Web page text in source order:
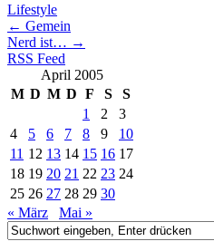
Lifestyle
← Gemein
Nerd ist… →
RSS Feed
April 2005
M D M D F S
S
1
2
3
4
5 6 7 8 9
10
11 12 13 14 15 16 17
18 19 20 21 22 23 24
25 26 27 28 29 30
« März
Mai »